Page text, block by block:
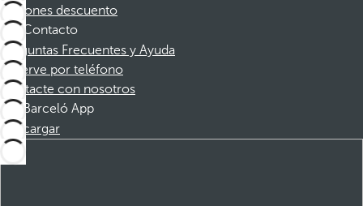
Cupones descuento
Contacto
Preguntas Frecuentes y Ayuda
Reserve por teléfono
Contacte con nosotros
Barceló App
Descargar